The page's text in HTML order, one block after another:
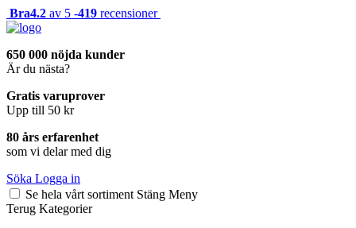
Bra4.2 av 5 -419 recensioner
650 000 nöjda kunder
Är du nästa?
Gratis varuprover
Upp till 50 kr
80 års erfarenhet
som vi delar med dig
Söka Logga in
Se hela vårt sortiment Stäng Meny
Terug Kategorier